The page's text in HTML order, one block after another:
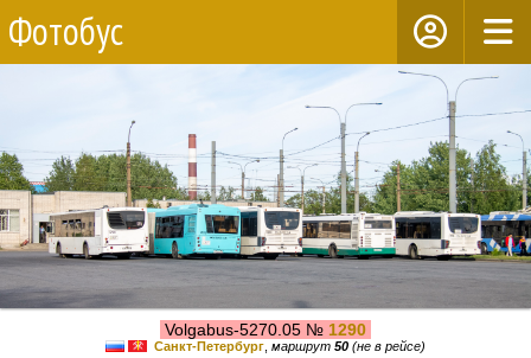
Фотобус
Volgabus-5270.05 № 1290
Санкт-Петербург маршрут 50 (не в рейсе)